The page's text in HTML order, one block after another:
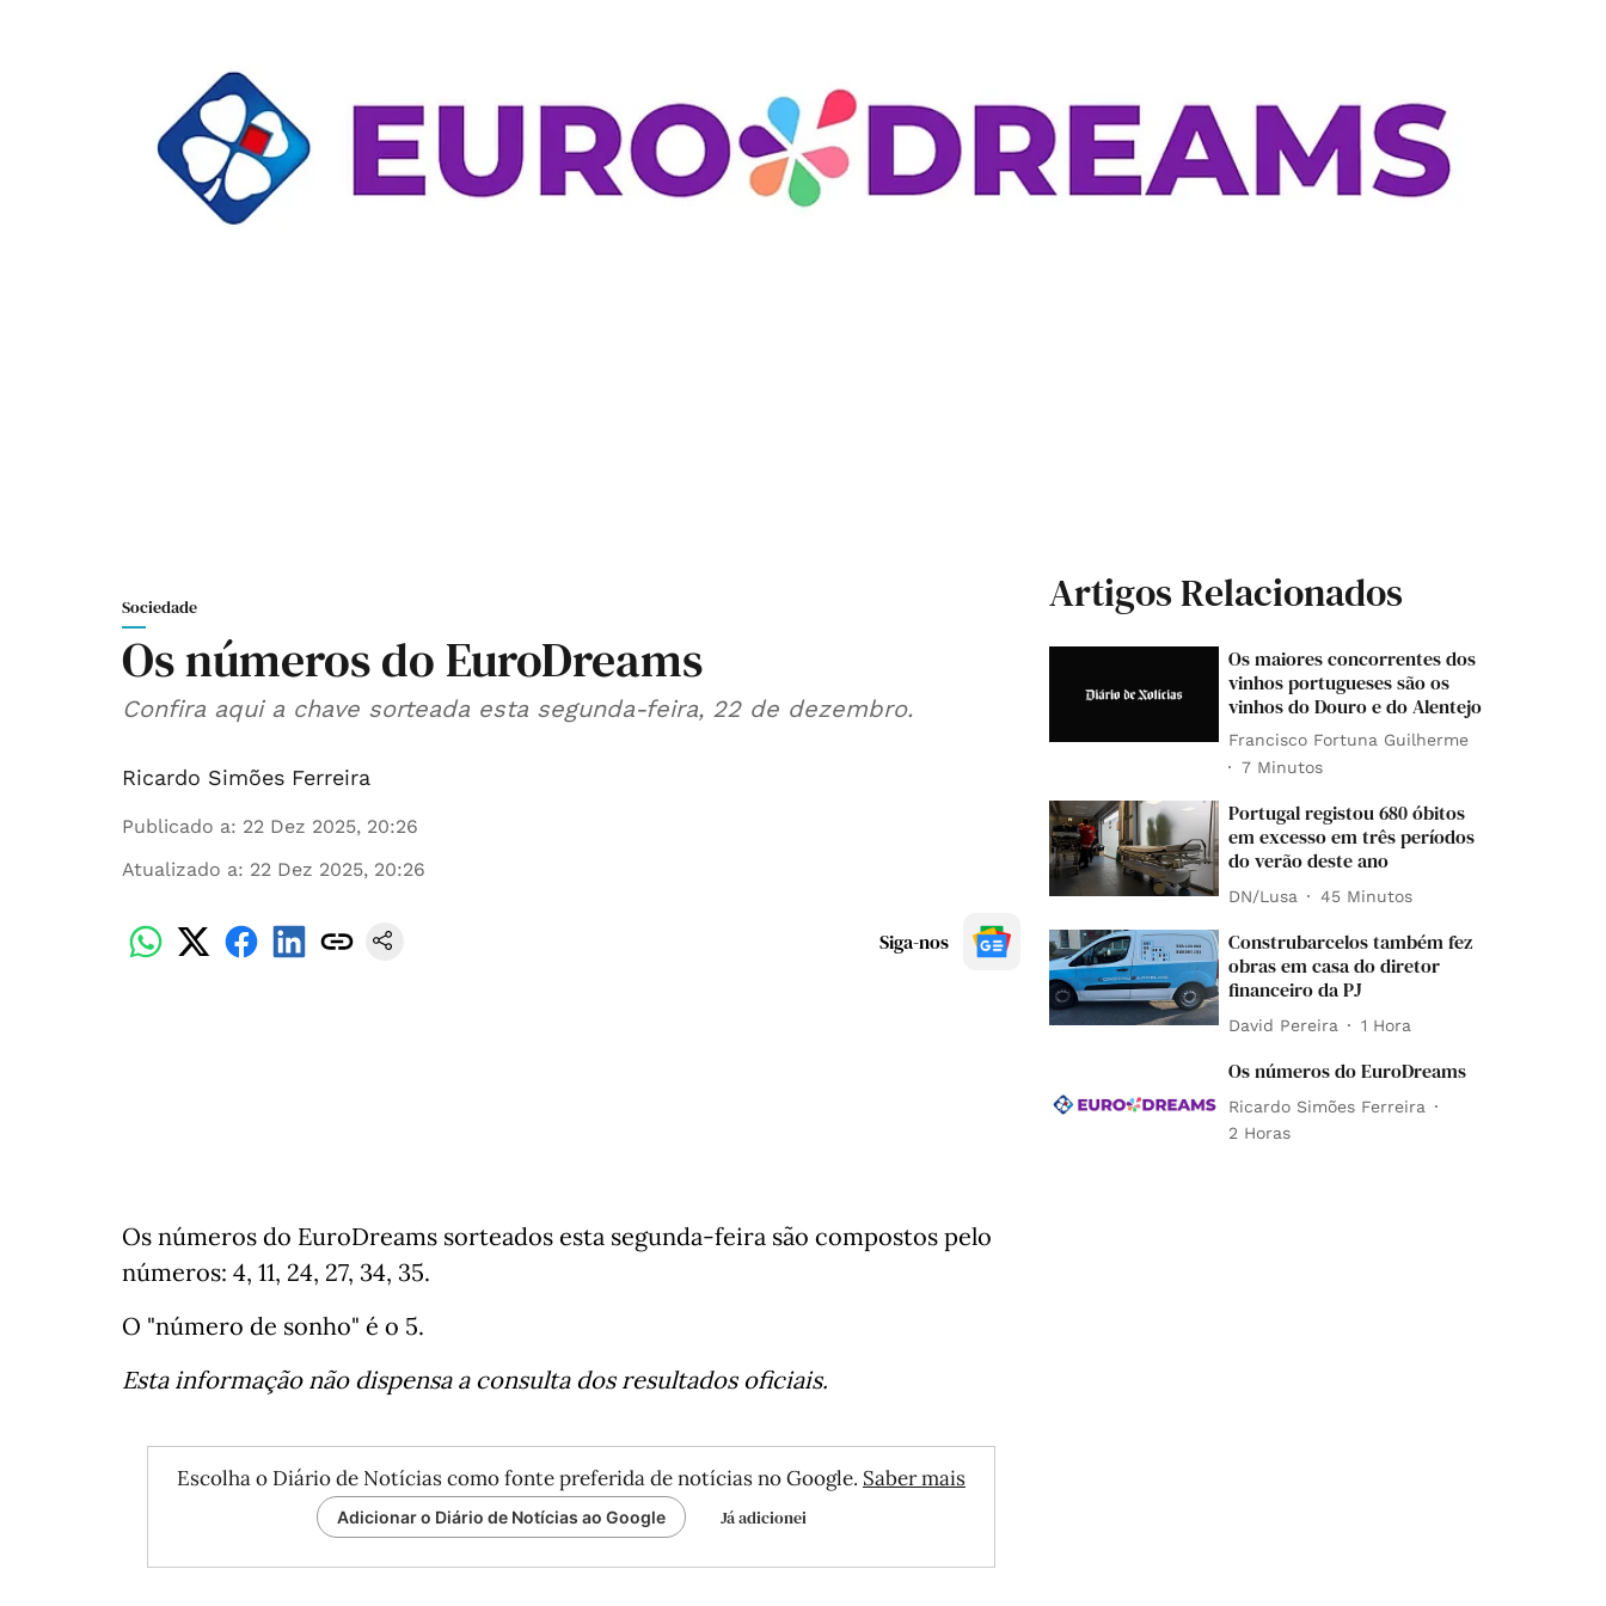
Sociedade
Os números do EuroDreams
Confira aqui a chave sorteada esta segunda-feira, 22 de dezembro.
Ricardo Simões Ferreira
Publicado a: 22 Dez 2025, 20:26
Atualizado a: 22 Dez 2025, 20:26
Siga-nos
Os números do EuroDreams sorteados esta segunda-feira são compostos pelo
números: 4, 11, 24, 27, 34, 35.
O "número de sonho" é o 5.
Esta informação não dispensa a consulta dos resultados oficiais.
Escolha o Diário de Notícias como fonte preferida de notícias no Google. Saber mais
Adicionar o Diário de Notícias ao Google Já adicionei
Artigos Relacionados
Os maiores concorrentes dos
vinhos portugueses são os
vinhos do Douro e do Alentejo
Francisco Fortuna Guilherme
7 Minutos
Portugal registou 680 óbitos
em excesso em três períodos
do verão deste ano
DN/Lusa 45 Minutos
Construbarcelos também fez
obras em casa do diretor
financeiro da PJ
David Pereira 1 Hora
Os números do EuroDreams
Ricardo Simões Ferreira
2 Horas